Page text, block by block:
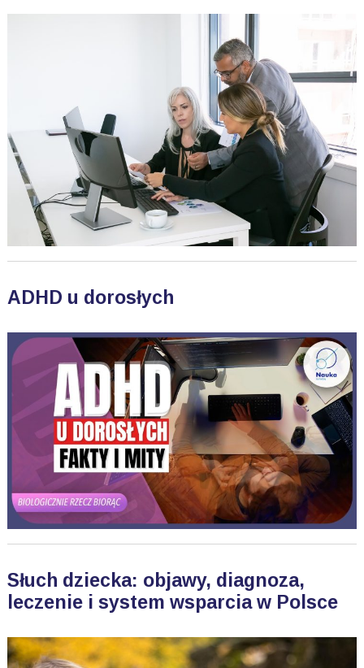
ADHD u dorosłych
Słuch dziecka: objawy, diagnoza,
leczenie i system wsparcia w Polsce